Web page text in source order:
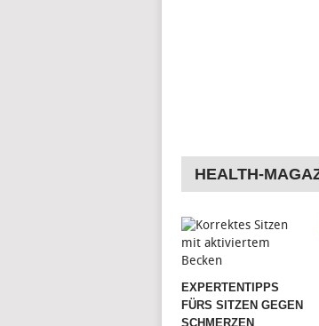
HEALTH-
EXPERTENTIPPS
FÜRS SITZEN GEGEN
SCHMERZEN